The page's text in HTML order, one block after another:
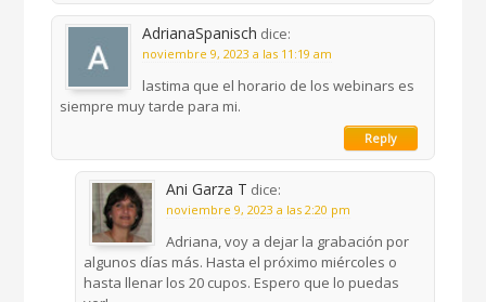
AdrianaSpanisch dice:
noviembre 9, 2023 a las 11:19 am
lastima que el horario de los webinars es
siempre muy tarde para mi.
Reply
Ani Garza T dice:
noviembre 9, 2023 a las 2:20 pm
Adriana, voy a dejar la grabación por
algunos días más. Hasta el próximo miércoles o
hasta llenar los 20 cupos. Espero que lo puedas